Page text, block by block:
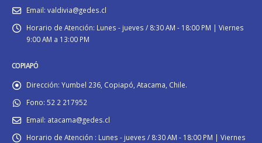
Email: valdivia@gedes.cl
Horario de Atención: Lunes - jueves / 8:30 AM - 18:00 PM | Viernes
9:00 AM a 13:00 PM
COPIAPÓ
Dirección: Yumbel 236, Copiapó, Atacama, Chile.
Fono: 52 2 217952
Email: atacama@gedes.cl
Horario de Atención : Lunes - jueves / 8:30 AM - 18:00 PM | Viernes